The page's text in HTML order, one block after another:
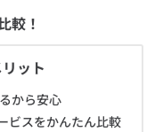
較！
ット
から安心
ビスをかんたん比較